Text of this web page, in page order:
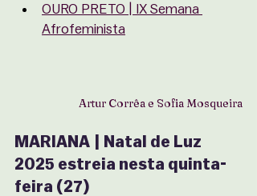
OURO PRETO | IX Semana
Afrofeminista
Artur Corrêa e Sofia Mosqueira
MARIANA | Natal de Luz
2025 estreia nesta quinta-
feira (27)